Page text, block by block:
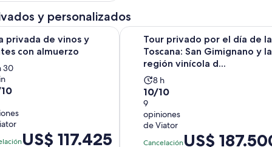
US$ 84.615.
por
adulto
adulto
y personalizados
privada de vinos y
con almuerzo
30
ElUS$ 117.425
de vinos y aceites con almuerzo Se abrirá en una nueva
Tour privado por el día de la
Toscana: San Gimignano y la
región vinícola d...
La
actividad
8
horas
8 h
10.0
de
10
con
9
10/10
9
opiniones
de Viator
CancelaciónEl
US$
Tour privado por el día de la